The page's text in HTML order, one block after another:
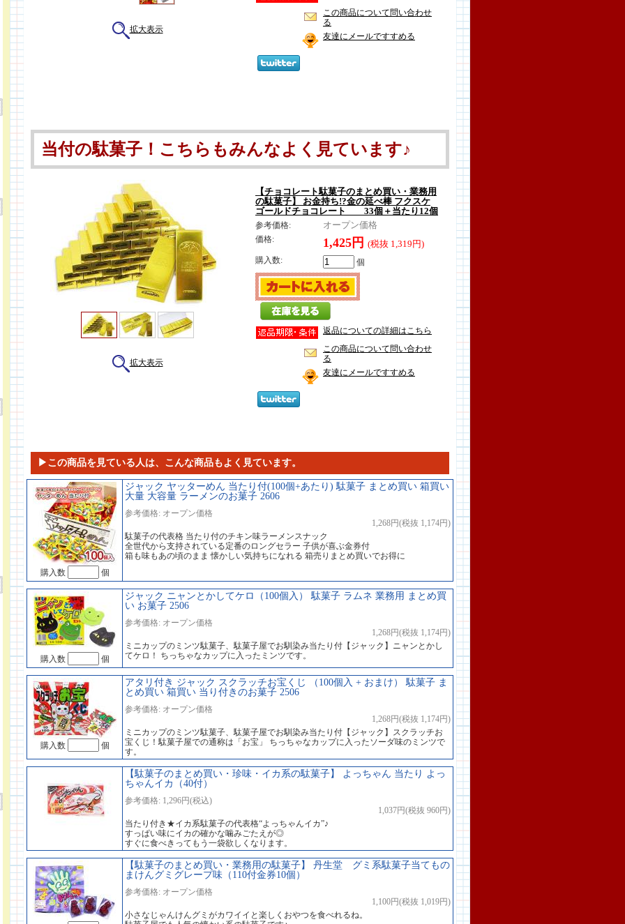
拡大表示
この商品について問い合わせ
る
友達にメールですすめる
当付の駄菓子！こちらもみんなよく見ています♪
拡大表示
【チョコレート駄菓子のまとめ買い・業務用
の駄菓子】 お金持ち!?金の延べ棒 フクスケ
ゴールドチョコレート 33個＋当たり12個
参考価格: オープン価格
価格: 1,425円 (税抜 1,319円)
購入数: 個
返品についての詳細はこちら
この商品について問い合わせ
る
友達にメールですすめる
▶この商品を見ている人は、こんな商品もよく見ています。
購入数 個
ジャック ヤッターめん 当たり付(100個+あたり) 駄菓子 まとめ買い 箱買い
大量 大容量 ラーメンのお菓子 2606
参考価格: オープン価格
1,268円(税抜 1,174円)
駄菓子の代表格 当たり付のチキン味ラーメンスナック
全世代から支持されている定番のロングセラー 子供が喜ぶ金券付
箱も味もあの頃のまま 懐かしい気持ちになれる 箱売りまとめ買いでお得に
購入数 個
ジャック ニャンとかしてケロ（100個入） 駄菓子 ラムネ 業務用 まとめ買
い お菓子 2506
参考価格: オープン価格
1,268円(税抜 1,174円)
ミニカップのミンツ駄菓子、駄菓子屋でお馴染み当たり付【ジャック】ニャンとかし
てケロ！ ちっちゃなカップに入ったミンツです。
購入数 個
アタリ付き ジャック スクラッチお宝くじ （100個入 + おまけ） 駄菓子 ま
とめ買い 箱買い 当り付きのお菓子 2506
参考価格: オープン価格
1,268円(税抜 1,174円)
ミニカップのミンツ駄菓子、駄菓子屋でお馴染み当たり付【ジャック】スクラッチお
宝くじ！駄菓子屋での通称は「お宝」 ちっちゃなカップに入ったソーダ味のミンツで
す。
【駄菓子のまとめ買い・珍味・イカ系の駄菓子】 よっちゃん 当たり よっ
ちゃんイカ（40付）
参考価格: 1,296円(税込)
1,037円(税抜 960円)
当たり付き★イカ系駄菓子の代表格“よっちゃんイカ”♪
すっぱい味にイカの確かな噛みごたえが◎
すぐに食べきってもう一袋欲しくなります。
【駄菓子のまとめ買い・業務用の駄菓子】 丹生堂 グミ系駄菓子当てもの
まけんグミグレープ味（110付金券10個）
参考価格: オープン価格
1,100円(税抜 1,019円)
小さなじゃんけんグミがカワイイと楽しくおやつを食べれるね。